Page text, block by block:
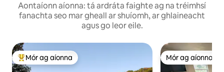
Aontaíonn aíonna: tá ardráta faighte ag na tréimhsí
fanachta seo mar gheall ar shuíomh, ar ghlaineacht
agus go leor eile.
An-mhór ag aíonna
Mór ag aíonna Mór ag aíonna
Mór ag aíonna